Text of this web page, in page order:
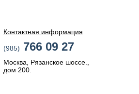
Контактная информация
(985) 766 09 27
Москва, Рязанское шоссе.,
дом 200.